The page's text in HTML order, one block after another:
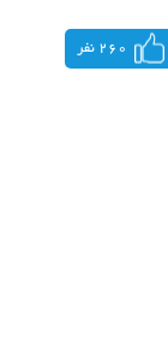
260 نفر